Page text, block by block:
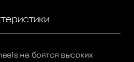
не боятся высоких